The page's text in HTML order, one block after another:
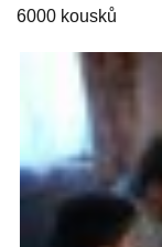
6000 kousků